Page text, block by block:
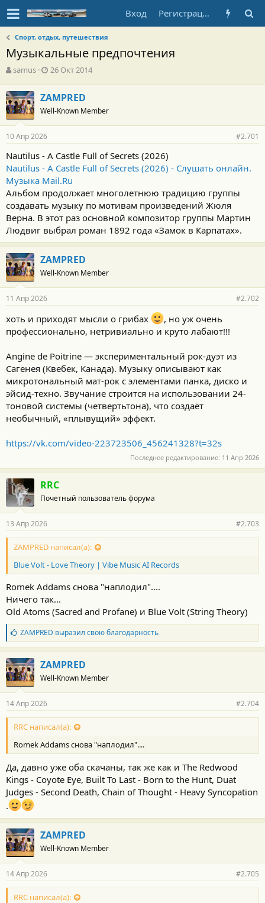
Вход Регистрация
Спорт, отдых, путешествия
Музыкальные предпочтения
А
т
о
р
т
е
м
ы
samus
Д
а
н
а
л
а
26 Окт 2014
ZAMPRED
Well-Known Member
10 Апр 2026 #2.701
Nautilus - A Castle Full of Secrets (2026)
Nautilus - A Castle Full of Secrets (2026) - Слушать онлайн.
Музыка Mail.Ru
Альбом продолжает многолетнюю традицию группы
создавать музыку по мотивам произведений Жюля
Верна. В этот раз основной композитор группы Мартин
Людвиг выбрал роман 1892 года «Замок в Карпатах».
ZAMPRED
Well-Known Member
11 Апр 2026 #2.702
хоть и приходят мысли о грибах
, но уж очень
профессионально, нетривиально и круто лабают!!!
Angine de Poitrine — экспериментальный рок-дуэт из
Сагенея (Квебек, Канада). Музыку описывают как
микротональный мат-рок с элементами панка, диско и
эйсид-техно. Звучание строится на использовании 24-
тоновой системы (четвертьтона), что создаёт
необычный, «плывущий» эффект.
https://vk.com/video-223723506_456241328?t=32s
Последнее редактирование: 11 Апр 2026
RRC
Почетный пользователь форума
13 Апр 2026 #2.703
ZAMPRED написал(а):
Blue Volt - Love Theory | Vibe Music AI Records
Romek Addams снова "наплодил"....
Ничего так...
Old Atoms (Sacred and Profane) и Blue Volt (String Theory)
Б
л
а
г
о
д
а
н
о
с
и
:
ZAMPRED выразил свою благодарность
ZAMPRED
Well-Known Member
14 Апр 2026 #2.704
RRC написал(а):
Romek Addams снова "наплодил"....
Да, давно уже оба скачаны, так же как и The Redwood
Kings - Coyote Eye, Built To Last - Born to the Hunt, Duat
Judges - Second Death, Chain of Thought - Heavy Syncopation
.
ZAMPRED
Well-Known Member
14 Апр 2026 #2.705
RRC написал(а):